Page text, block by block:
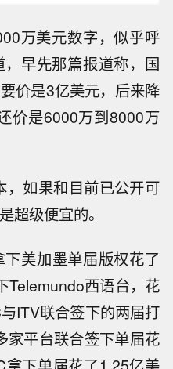
万美元数字，似乎呼
早先那篇报道称，国
价是3亿美元，后来降
价是6000万到8000万
如果和目前已公开可
超级便宜的。
美加墨单届版权花了
Telemundo西语台，花
ITV联合签下的两届打
家平台联合签下单届花